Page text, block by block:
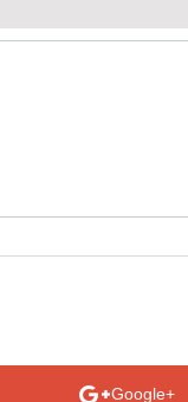
Google+